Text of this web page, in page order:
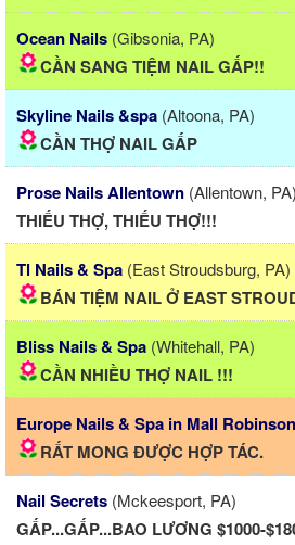
Ocean Nails (Gibsonia, PA)
CẦN SANG TIỆM NAIL GẤP!!
Skyline Nails &spa (Altoona, PA)
CẦN THỢ NAIL GẤP
Prose Nails Allentown (Allentown, PA)
THIẾU THỢ, THIẾU THỢ!!!
Tl Nails & Spa (East Stroudsburg, PA)
BÁN TIỆM NAIL Ở EAST
Bliss Nails & Spa (Whitehall, PA)
CẦN NHIỀU THỢ NAIL !!!
Europe Nails & Spa in Mall
RẤT MONG ĐƯỢC HỢP TÁC.
Nail Secrets (Mckeesport, PA)
GẤP...GẤP...BAO LƯƠNG $1000-